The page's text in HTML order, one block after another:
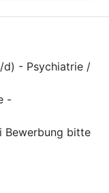
d) - Psychiatrie /
-
Bewerbung bitte